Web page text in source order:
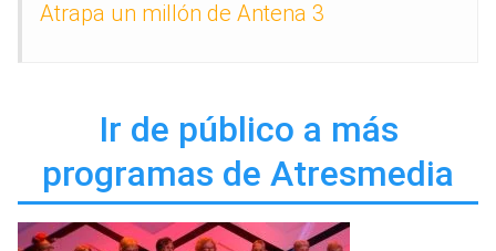
Atrapa un millón de Antena 3
Ir de público a más
programas de Atresmedia